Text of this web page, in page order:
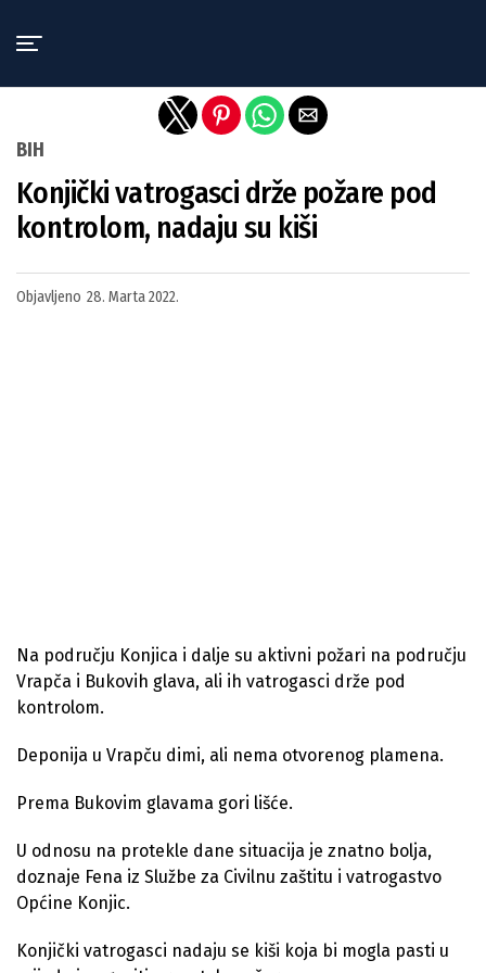
BIH
Konjički vatrogasci drže požare pod
kontrolom, nadaju su kiši
Objavljeno 28. Marta 2022.
Na području Konjica i dalje su aktivni požari na području
Vrapča i Bukovih glava, ali ih vatrogasci drže pod
kontrolom.
Deponija u Vrapču dimi, ali nema otvorenog plamena.
Prema Bukovim glavama gori lišće.
U odnosu na protekle dane situacija je znatno bolja,
doznaje Fena iz Službe za Civilnu zaštitu i vatrogastvo
Općine Konjic.
Konjički vatrogasci nadaju se kiši koja bi mogla pasti u